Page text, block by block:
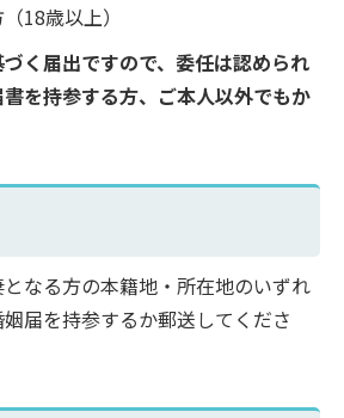
18歳以上）
づく届出ですので、委任は認められ
を持参する方、ご本人以外でもか
なる方の本籍地・所在地のいずれ
届を持参するか郵送してくださ